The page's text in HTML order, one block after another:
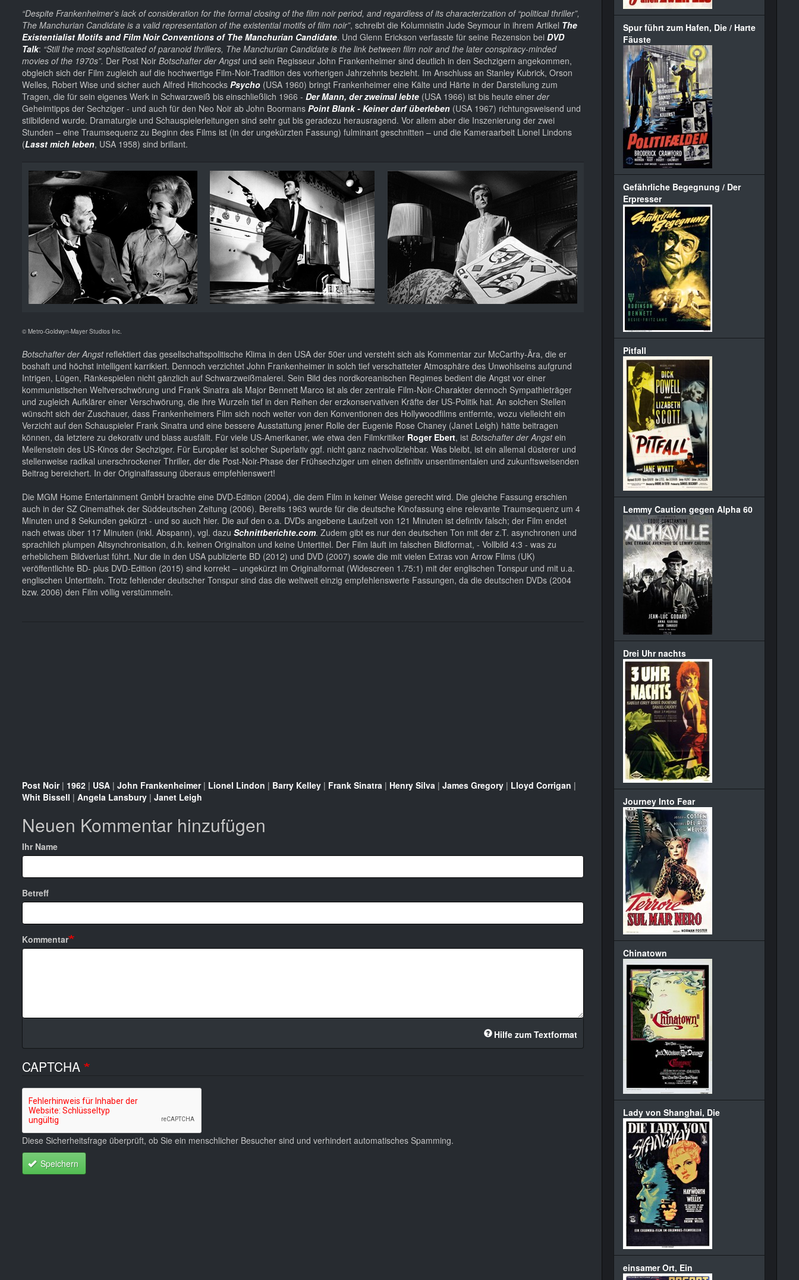
“Despite Frankenheimer’s lack of consideration for the formal closing of the film noir period, and regardless of its characterization of “political thriller”,
The Manchurian Candidate is a valid representation of the existential motifs of film noir”, schreibt die Kolumnistin Jude Seymour in ihrem Artikel The
Existentialist Motifs and Film Noir Conventions of The Manchurian Candidate. Und Glenn Erickson verfasste für seine Rezension bei DVD
Talk: “Still the most sophisticated of paranoid thrillers, The Manchurian Candidate is the link between film noir and the later conspiracy-minded
movies of the 1970s”. Der Post Noir Botschafter der Angstund sein Regisseur John Frankenheimer sind deutlich in den Sechzigern angekommen,
obgleich sich der Film zugleich auf die hochwertige Film-Noir-Tradition des vorherigen Jahrzehnts bezieht. Im Anschluss an Stanley Kubrick, Orson
Welles, Robert Wise und sicher auch Alfred Hitchcocks Psycho (USA 1960) bringt Frankenheimer eine Kälte und Härte in der Darstellung zum
Tragen, die für sein eigenes Werk in Schwarzweiß bis einschließlich 1966 - Der Mann, der zweimal lebte (USA 1966) ist bis heute einer der
Geheimtipps der Sechziger - und auch für den Neo Noir ab John Boormans Point Blank - Keiner darf überleben (USA 1967) richtungsweisend und
stilbildend wurde. Dramaturgie und Schauspielerleitungen sind sehr gut bis geradezu herausragend. Vor allem aber die Inszenierung der zwei
Stunden – eine Traumsequenz zu Beginn des Films ist (in der ungekürzten Fassung) fulminant geschnitten – und die Kameraarbeit Lionel Lindons
(Lasst mich leben, USA 1958) sind brillant.
© Metro-Goldwyn-Mayer Studios Inc.
Botschafter der Angstreflektiert das gesellschaftspolitische Klima in den USA der 50er und versteht sich als Kommentar zur McCarthy-Ära, die er
boshaft und höchst intelligent karrikiert. Dennoch verzichtet John Frankenheimer in solch tief verschatteter Atmosphäre des Unwohlseins aufgrund
Intrigen, Lügen, Ränkespielen nicht gänzlich auf Schwarzweißmalerei. Sein Bild des nordkoreanischen Regimes bedient die Angst vor einer
kommunistischen Weltverschwörung und Frank Sinatra als Major Bennett Marco ist als der zentrale Film-Noir-Charakter dennoch Sympathieträger
und zugleich Aufklärer einer Verschwörung, die ihre Wurzeln tief in den Reihen der erzkonservativen Kräfte der US-Politik hat. An solchen Stellen
wünscht sich der Zuschauer, dass Frankenheimers Film sich noch weiter von den Konventionen des Hollywoodfilms entfernte, wozu vielleicht ein
Verzicht auf den Schauspieler Frank Sinatra und eine bessere Ausstattung jener Rolle der Eugenie Rose Chaney (Janet Leigh) hätte beitragen
können, da letztere zu dekorativ und blass ausfällt. Für viele US-Amerikaner, wie etwa den Filmkritiker Roger Ebert, ist Botschafter der Angstein
Meilenstein des US-Kinos der Sechziger. Für Europäer ist solcher Superlativ ggf. nicht ganz nachvollziehbar. Was bleibt, ist ein allemal düsterer und
stellenweise radikal unerschrockener Thriller, der die Post-Noir-Phase der Frühsechziger um einen definitiv unsentimentalen und zukunftsweisenden
Beitrag bereichert. In der Originalfassung überaus empfehlenswert!
Die MGM Home Entertainment GmbH brachte eine DVD-Edition (2004), die dem Film in keiner Weise gerecht wird. Die gleiche Fassung erschien
auch in der SZ Cinemathek der Süddeutschen Zeitung (2006). Bereits 1963 wurde für die deutsche Kinofassung eine relevante Traumsequenz um 4
Minuten und 8 Sekunden gekürzt - und so auch hier. Die auf den o.a. DVDs angebene Laufzeit von 121 Minuten ist defintiv falsch; der Film endet
nach etwas über 117 Minuten (inkl. Abspann), vgl. dazu Schnittberichte.com. Zudem gibt es nur den deutschen Ton mit der z.T. asynchronen und
sprachlich plumpen Altsynchronisation, d.h. keinen Originalton und keine Untertitel. Der Film läuft im falschen Bildformat, - Vollbild 4:3 - was zu
erheblichem Bildverlust führt. Nur die in den USA publizierte BD (2012) und DVD (2007) sowie die mit vielen Extras von Arrow Films (UK)
veröffentlichte BD- plus DVD-Edition (2015) sind korrekt – ungekürzt im Originalformat (Widescreen 1.75:1) mit der englischen Tonspur und mit u.a.
englischen Untertiteln. Trotz fehlender deutscher Tonspur sind das die weltweit einzig empfehlenswerte Fassungen, da die deutschen DVDs (2004
bzw. 2006) den Film völlig verstümmeln.
Post Noir| 1962 | USA | John Frankenheimer| Lionel Lindon | Barry Kelley | Frank Sinatra | Henry Silva | James Gregory | Lloyd Corrigan |
Whit Bissell | Angela Lansbury | Janet Leigh
Neuen Kommentar hinzufügen
Ihr Name
Betreff
Kommentar
Hilfe zum Textformat
CAPTCHA
Diese Sicherheitsfrage überprüft, ob Sie ein menschlicher Besucher sind und verhindert automatisches Spamming.
Speichern
Spur führt zum Hafen, Die / Harte
Fäuste
Gefährliche Begegnung / Der
Erpresser
Pitfall
Lemmy Caution gegen Alpha 60
Drei Uhr nachts
Journey Into Fear
Chinatown
Lady von Shanghai, Die
einsamer Ort, Ein